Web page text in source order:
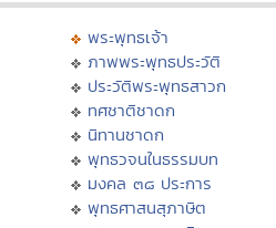
พระพุทธเจ้า
ภาพพระพุทธประวัติ
ประวัติพระพุทธสาวก
ทศชาติชาดก
นิทานชาดก
พุทธวจนในธรรมบท
มงคล ๓๘ ประการ
พุทธศาสนสุภาษิต